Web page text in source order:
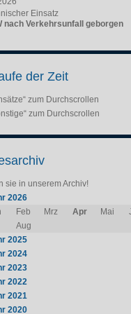
Einsatz
nach Verkehrsunfall geborgen
der Zeit
zum Durchscrollen
zum Durchscrollen
sie in unserem Archiv!
2026
Feb Mrz Apr Mai
Aug
2025
2024
2023
2022
2021
2020